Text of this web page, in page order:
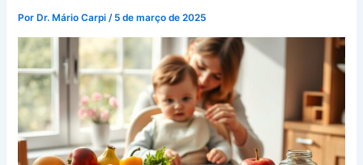
Por Dr. Mário Carpi/ 5 de março de 2025